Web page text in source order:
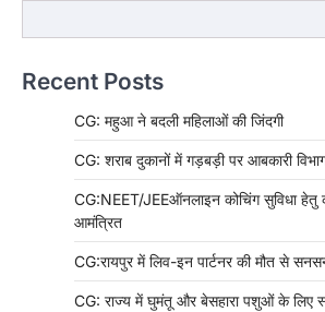
Recent Posts
CG: महुआ ने बदली महिलाओं की जिंदगी
CG: शराब दुकानों में गड़बड़ी पर आबकारी
CG:NEET/JEEऑनलाइन कोचिंग सुविधा हेतु
आमंत्रित
CG:रायपुर में लिव-इन पार्टनर की मौत से
CG: राज्य में घुमंतू और बेसहारा पशुओं के लिए